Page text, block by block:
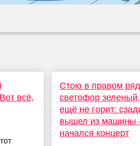
всё,
Стою в правом
светофор
ещё не горит:
вышел из машины
начался концерт